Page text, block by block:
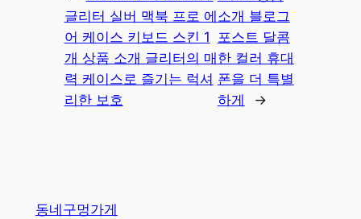
글리터 실버 맥북 프로 에
어 케이스 키보드 스킨 1
개 상품 소개 글리터의 매
력 케이스로 즐기는 럭셔
리한 보호
소개 블로그
포스트 달콤
한 컬러 휴대
폰을 더 특별
하게
→
동네구멍가게